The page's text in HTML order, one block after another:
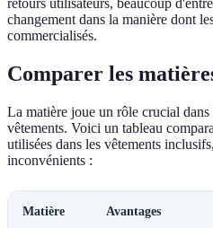
changement dans la manière dont
commercialisés.
Comparer les
La matière joue un rôle crucial
vêtements. Voici un tableau
utilisées dans les vêtements
inconvénients :
Matière Avantages